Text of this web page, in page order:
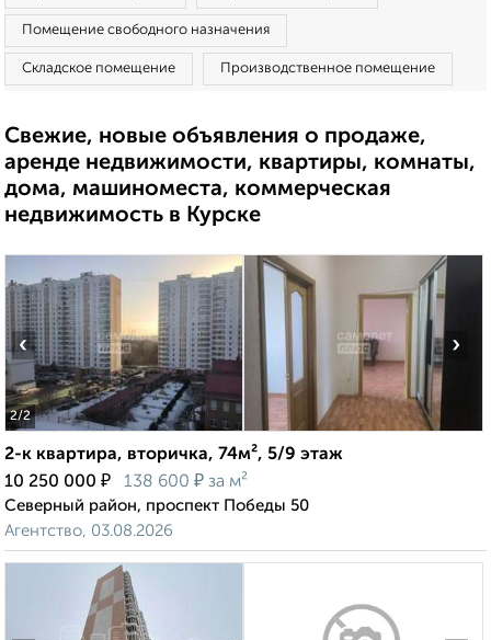
Помещение свободного назначения
Складское помещение Производственное помещение
Свежие, новые объявления о продаже,
аренде недвижимости, квартиры, комнаты,
дома, машиноместа, коммерческая
недвижимость в Курске
2/2
‹ ›
2-к квартира, вторичка, 74м², 5/9 этаж
10 250 000 ₽ 138 600 ₽ за м²
Северный район, проспект Победы 50
Агентство, 03.08.2026